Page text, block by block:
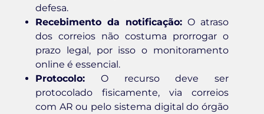
defesa.
Recebimento da notificação: O atraso
dos correios não costuma prorrogar o
prazo legal, por isso o monitoramento
online é essencial.
Protocolo: O recurso deve ser
protocolado fisicamente, via correios
com AR ou pelo sistema digital do órgão